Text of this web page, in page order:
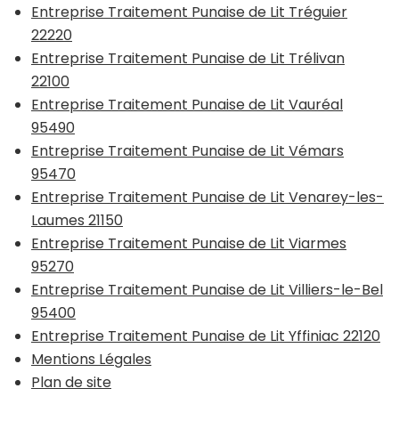
Entreprise Traitement Punaise de Lit Tréguier
22220
Entreprise Traitement Punaise de Lit Trélivan
22100
Entreprise Traitement Punaise de Lit Vauréal
95490
Entreprise Traitement Punaise de Lit Vémars
95470
Entreprise Traitement Punaise de Lit Venarey-les-
Laumes 21150
Entreprise Traitement Punaise de Lit Viarmes
95270
Entreprise Traitement Punaise de Lit Villiers-le-Bel
95400
Entreprise Traitement Punaise de Lit Yffiniac 22120
Mentions Légales
Plan de site